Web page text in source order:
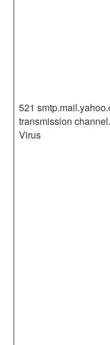
521 smtp.mail.yahoo.
transmission
Virus